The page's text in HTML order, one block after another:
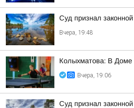
Суд признал
Вчера, 19:48
Колыхматова: В Доме
Вчера, 19:06
Суд признал